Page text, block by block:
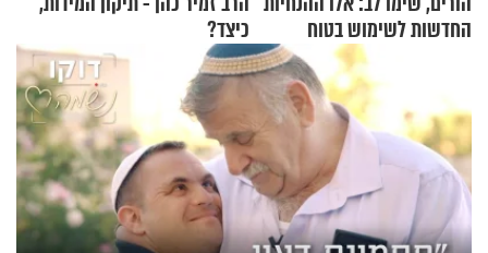
החדשות לשימוש בטוח
בסקווישי לאחר מקרי אשפוז
כיצד?